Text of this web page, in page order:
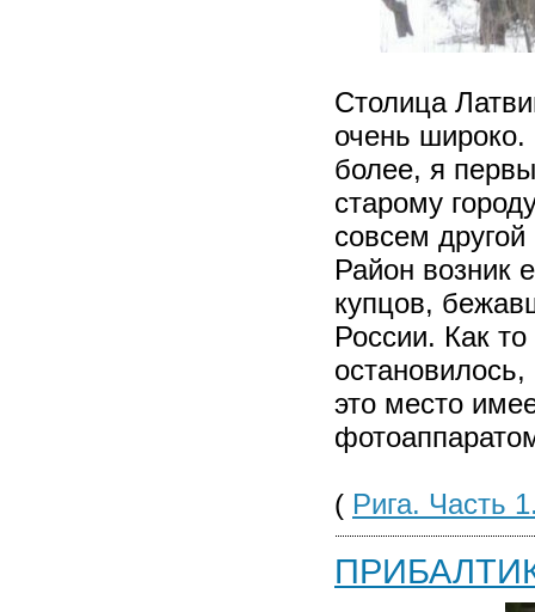
Столица
очень
более, я
старому
совсем
Район возник
купцов,
России. Как
это место
( Рига. Часть